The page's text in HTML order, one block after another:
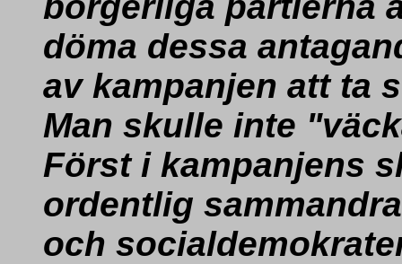
döma dessa
av kampanjen att ta
Man skulle inte
Först i kampanjens
ordentlig
och